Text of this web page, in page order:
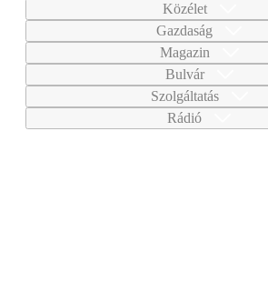
Közélet
Gazdaság
Magazin
Bulvár
Szolgáltatás
Rádió